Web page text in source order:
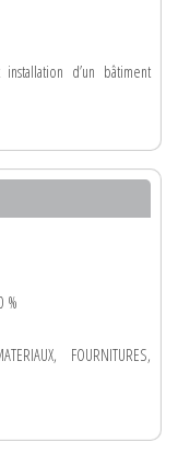
d’un bâtiment
%
FOURNITURES,